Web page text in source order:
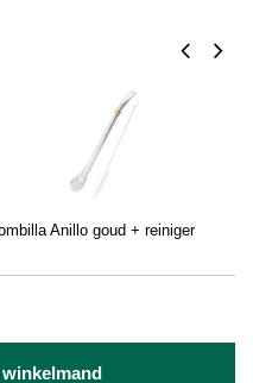
Anillo goud + reiniger
winkelmand